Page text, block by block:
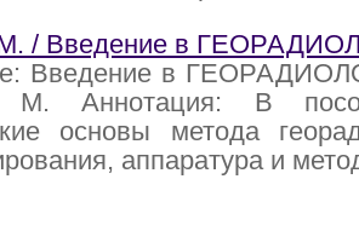
/ Введение в
Введение в
М. Аннотация: В
основы метода
аппаратура и